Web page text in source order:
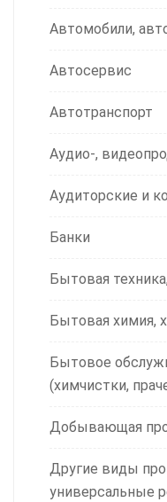
Автомобили,
Автосервис
Автотранспорт
Аудио-,
Аудиторские и
Банки
Бытовая
Бытовая химия,
Бытовое
(химчистки,
Добывающая
Другие виды
универсальные